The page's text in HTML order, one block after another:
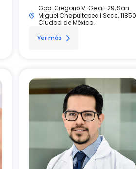
Gob. Gregorio V. Gelati 29, San
Miguel Chapultepec I Secc, 11850
Ciudad de México.
Ver más